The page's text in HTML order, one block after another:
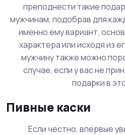
преподнести такие
мужчинам, подобрав для
именно ему вариант,
характера или исходя из
мужчину также можно
случае, если у вас не
подарки в
Пивные каски
Если честно, впервые